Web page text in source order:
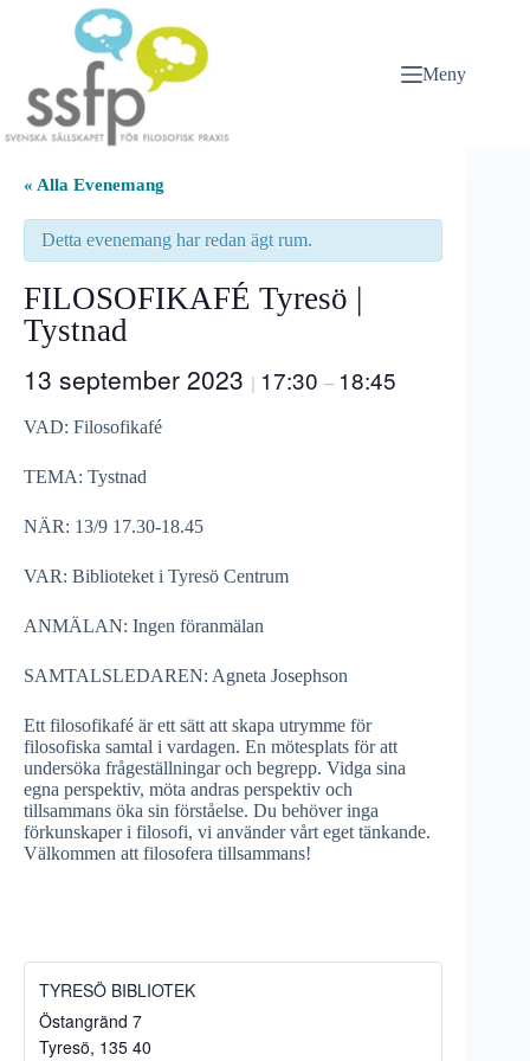
Meny
« Alla Evenemang
Detta evenemang har redan ägt rum.
FILOSOFIKAFÉ Tyresö |
Tystnad
13 september 2023 | 17:30 – 18:45
VAD: Filosofikafé
TEMA: Tystnad
NÄR: 13/9 17.30-18.45
VAR: Biblioteket i Tyresö Centrum
ANMÄLAN: Ingen föranmälan
SAMTALSLEDAREN: Agneta Josephson
Ett filosofikafé är ett sätt att skapa utrymme för
filosofiska samtal i vardagen. En mötesplats för att
undersöka frågeställningar och begrepp. Vidga sina
egna perspektiv, möta andras perspektiv och
tillsammans öka sin förståelse. Du behöver inga
förkunskaper i filosofi, vi använder vårt eget tänkande.
Välkommen att filosofera tillsammans!
TYRESÖ BIBLIOTEK
Östangränd 7
Tyresö, 135 40